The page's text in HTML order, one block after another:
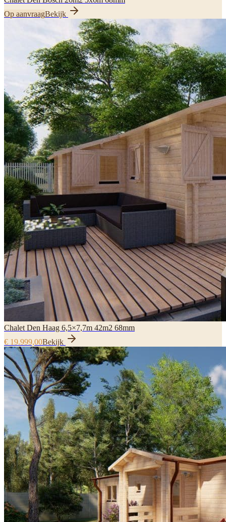
Op aanvraagBekijk
Chalet Den Haag 6,5×7,7m 42m2 68mm
€ 19.999,00Bekijk